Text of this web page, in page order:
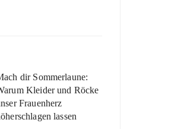
dir Sommerlaune:
Kleider und Röcke
Frauenherz
lassen